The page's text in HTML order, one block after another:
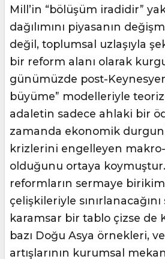
Mill’in “bölüşüm iradidir”
dağılımını piyasanın
değil, toplumsal uzlaşıyla
bir reform alanı olarak
günümüzde post-
büyüme” modelleriyle
adaletin sadece ahlaki bir
zamanda ekonomik
krizlerini engelleyen
olduğunu ortaya
reformların sermaye
çelişkileriyle
karamsar bir tablo çizse de
bazı Doğu Asya örnekleri,
artışlarının kurumsal